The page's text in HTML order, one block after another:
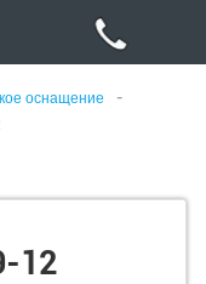
оснащение -
12